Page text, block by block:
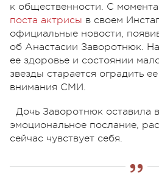
к общественности. С момента
поста актрисы в своем
официальные новости,
об Анастасии Заворотнюк.
ее здоровье и состоянии
звезды старается оградить
внимания СМИ.
Дочь Заворотнюк оставила
эмоциональное послание,
сейчас чувствует себя.